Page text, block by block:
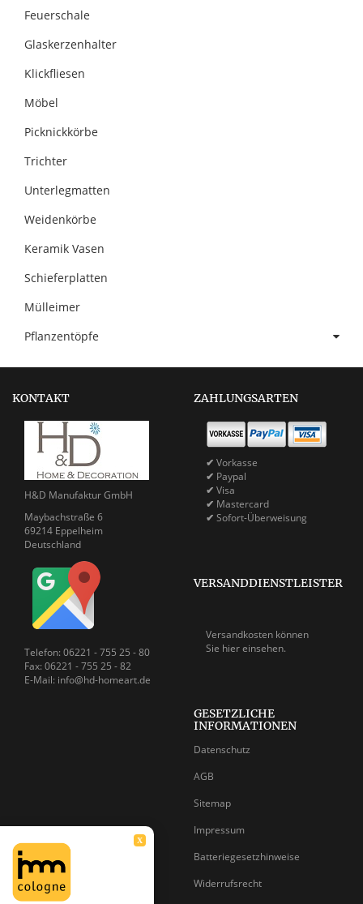
X
Feuerschale
Glaskerzenhalter
Klickfliesen
Möbel
Picknickkörbe
Trichter
Unterlegmatten
Weidenkörbe
Keramik Vasen
Schieferplatten
Mülleimer
Pflanzentöpfe
KONTAKT
H&D Manufaktur GmbH
Maybachstraße 6
69214 Eppelheim
Deutschland
Telefon: 06221 - 755 25 - 80
Fax: 06221 - 755 25 - 82
E-Mail: info@hd-homeart.de
ZAHLUNGSARTEN
✔ Vorkasse
✔ Paypal
✔ Visa
✔ Mastercard
✔ Sofort-Überweisung
VERSANDDIENSTLEISTER
Versandkosten können
Sie hier einsehen.
GESETZLICHE
INFORMATIONEN
Datenschutz
AGB
Sitemap
Impressum
Batteriegesetzhinweise
Widerrufsrecht